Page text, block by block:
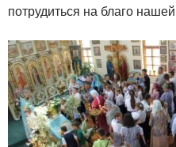
потрудиться на благо